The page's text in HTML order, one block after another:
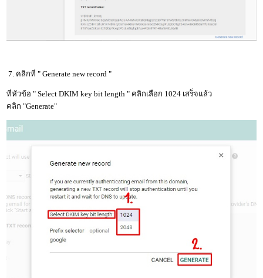
7. คลิกที่ " Generate new record "
ที่หัวข้อ " Select DKIM key bit length " คลิกเลือก 1024 เสร็จแล้ว
คลิก "Generate"